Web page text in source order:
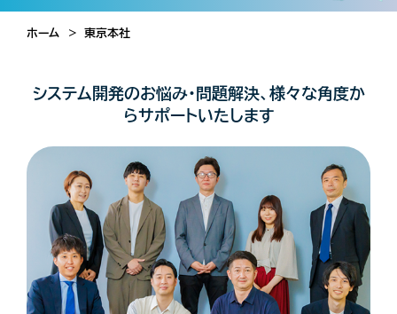
ホーム 東京本社
システム開発のお悩み・問題解決、様々な角度か
らサポートいたします